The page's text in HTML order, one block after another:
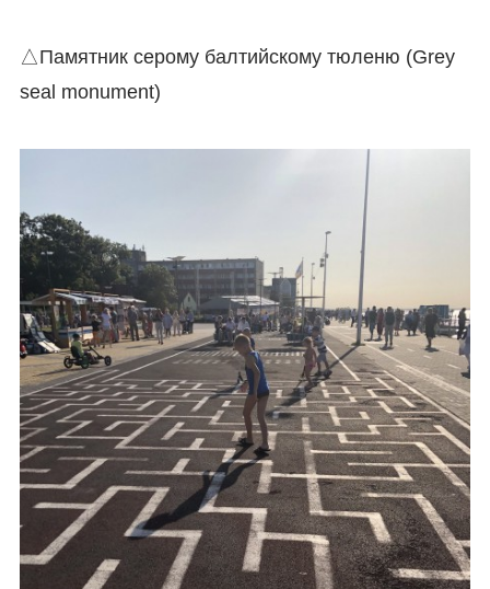
△Памятник серому балтийскому тюленю (Grey
seal monument)